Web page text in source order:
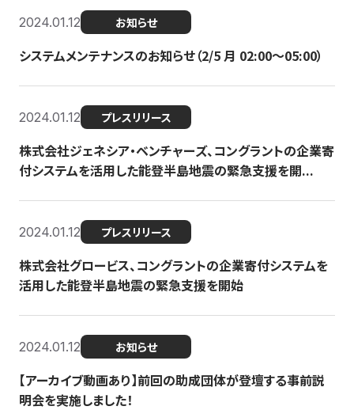
2024.01.12 お知らせ
システムメンテナンスのお知らせ（2/5 月 02:00〜05:00）
2024.01.12 プレスリリース
株式会社ジェネシア・ベンチャーズ、コングラントの企業寄
付システムを活用した能登半島地震の緊急支援を開...
2024.01.12 プレスリリース
株式会社グロービス、コングラントの企業寄付システムを
活用した能登半島地震の緊急支援を開始
2024.01.12 お知らせ
【アーカイブ動画あり】前回の助成団体が登壇する事前説
明会を実施しました！